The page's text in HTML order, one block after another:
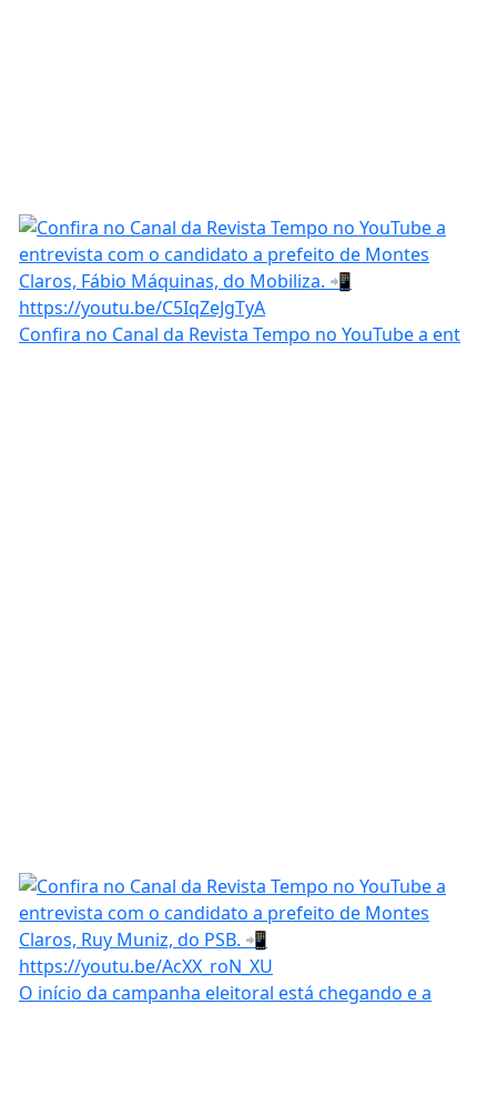
Confira no Canal da Revista Tempo no YouTube a ent
O início da campanha eleitoral está chegando e a